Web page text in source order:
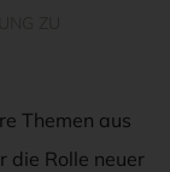
Themen aus
die Rolle neuer